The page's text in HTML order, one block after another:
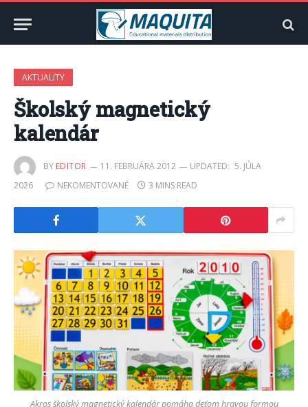
AKTUALITY
Školský magnetický
kalendár
BY EDITOR 11. FEBRUÁRA 2012 UPDATED: 5. JÚLA
2026
NEKOMENTOVANÉ 3 MINS READ
Akros školský magnetický kalendár pomáha deťom hravou formou